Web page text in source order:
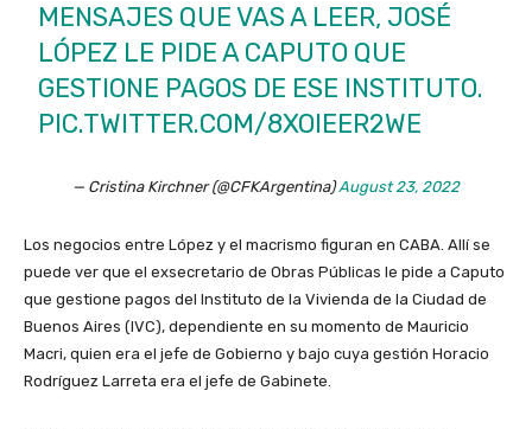
MENSAJES QUE VAS A LEER, JOSÉ
LÓPEZ LE PIDE A CAPUTO QUE
GESTIONE PAGOS DE ESE INSTITUTO.
PIC.TWITTER.COM/8XOIEER2WE
— Cristina Kirchner (@CFKArgentina)August 23, 2022
Los negocios entre López y el macrismo figuran en CABA. Allí se
puede ver que el exsecretario de Obras Públicas le pide a Caputo
que gestione pagos del Instituto de la Vivienda de la Ciudad de
Buenos Aires (IVC), dependiente en su momento de Mauricio
Macri, quien era el jefe de Gobierno y bajo cuya gestión Horacio
Rodríguez Larreta era el jefe de Gabinete.